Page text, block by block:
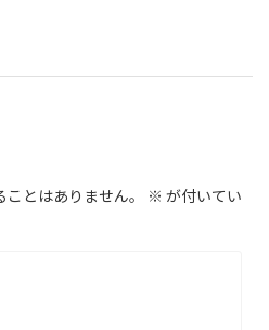
とはありません。 ※ が付いてい